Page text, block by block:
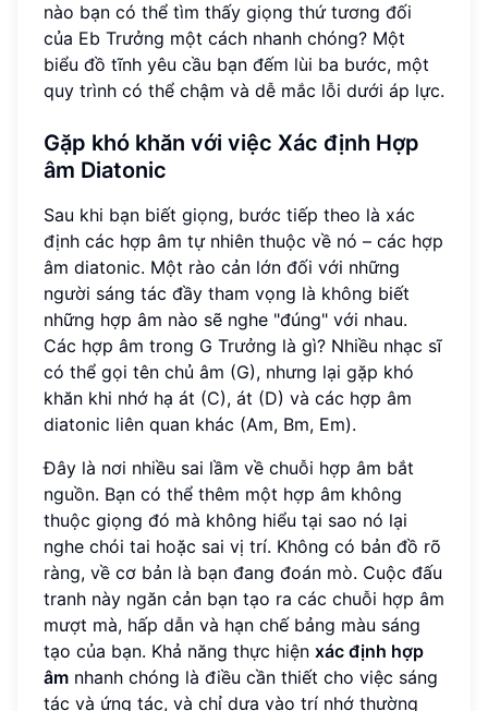
nào bạn có thể tìm thấy giọng thứ tương đối
của Eb Trưởng một cách nhanh chóng? Một
biểu đồ tĩnh yêu cầu bạn đếm lùi ba bước, một
quy trình có thể chậm và dễ mắc lỗi dưới áp lực.
Gặp khó khăn với việc Xác định Hợp
âm Diatonic
Sau khi bạn biết giọng, bước tiếp theo là xác
định các hợp âm tự nhiên thuộc về nó – các hợp
âm diatonic. Một rào cản lớn đối với những
người sáng tác đầy tham vọng là không biết
những hợp âm nào sẽ nghe "đúng" với nhau.
Các hợp âm trong G Trưởng là gì? Nhiều nhạc sĩ
có thể gọi tên chủ âm (G), nhưng lại gặp khó
khăn khi nhớ hạ át (C), át (D) và các hợp âm
diatonic liên quan khác (Am, Bm, Em).
Đây là nơi nhiều sai lầm về chuỗi hợp âm bắt
nguồn. Bạn có thể thêm một hợp âm không
thuộc giọng đó mà không hiểu tại sao nó lại
nghe chói tai hoặc sai vị trí. Không có bản đồ rõ
ràng, về cơ bản là bạn đang đoán mò. Cuộc đấu
tranh này ngăn cản bạn tạo ra các chuỗi hợp âm
mượt mà, hấp dẫn và hạn chế bảng màu sáng
tạo của bạn. Khả năng thực hiện xác định hợp
âm nhanh chóng là điều cần thiết cho việc sáng
tác và ứng tác, và chỉ dựa vào trí nhớ thường